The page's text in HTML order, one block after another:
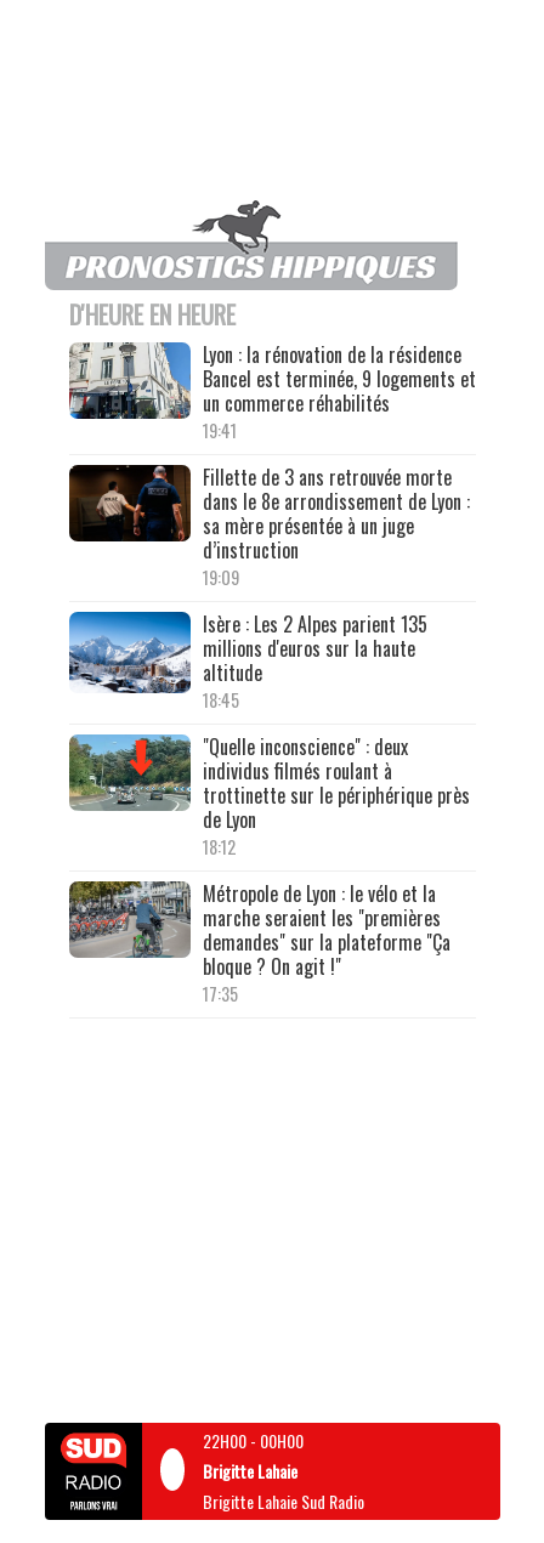
D'HEURE EN HEURE
Lyon : la rénovation de la résidence
Bancel est terminée, 9 logements et
un commerce réhabilités
19:41
Fillette de 3 ans retrouvée morte
dans le 8e arrondissement de Lyon :
sa mère présentée à un juge
d’instruction
19:09
Isère : Les 2 Alpes parient 135
millions d'euros sur la haute
altitude
18:45
"Quelle inconscience" : deux
individus filmés roulant à
trottinette sur le périphérique près
de Lyon
18:12
Métropole de Lyon : le vélo et la
marche seraient les "premières
demandes" sur la plateforme "Ça
bloque ? On agit !"
17:35
22H00- 00H00
Brigitte Lahaie
Brigitte Lahaie Sud Radio